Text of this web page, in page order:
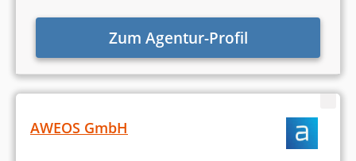
Zum Agentur-Profil
AWEOS GmbH